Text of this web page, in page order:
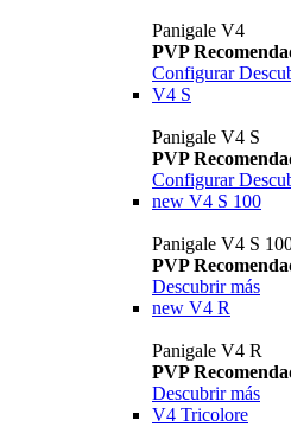
Panigale V4
PVP
Configurar
V4 S
Panigale V4 S
PVP
Configurar
new V4 S 100
Panigale V4 S
PVP
Descubrir más
new V4 R
Panigale V4 R
PVP
Descubrir más
V4 Tricolore